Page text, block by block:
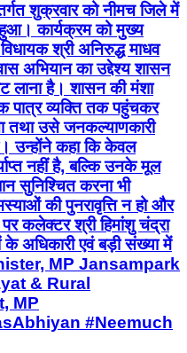
शुक्रवार को नीमच जिले में
हुआ। कार्यक्रम को मुख्य
श्री अनिरुद्ध माधव
अभियान का उद्देश्य शासन
लाना है। शासन की मंशा
पात्र व्यक्ति तक पहुंचकर
तथा उसे जनकल्याणकारी
उन्होंने कहा कि केवल
नहीं है, बल्कि उनके मूल
सुनिश्चित करना भी
की पुनरावृत्ति न हो और
कलेक्टर श्री हिमांशु चंद्रा
के अधिकारी एवं बड़ी संख्या में
MP Jansampark
& Rural
MP
#Neemuch